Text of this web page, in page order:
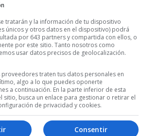
ya estaban empezando la
tratarán y la información de tu dispositivo
únicos y otros datos en el dispositivo) podrá
por 643 partners y compartida con ellos, o
por este sitio. Tanto nosotros como
usar datos precisos de geolocalización.
proveedores traten tus datos personales en
algo a lo que puedes oponerte
a continuación. En la parte inferior de esta
sitio, busca un enlace para gestionar o retirar el
de privacidad y cookies.
Consentir